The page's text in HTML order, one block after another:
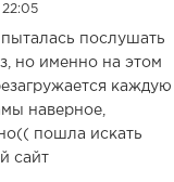
22:05
послушать
но именно на этом
каждую
наверное,
пошла искать
сайт